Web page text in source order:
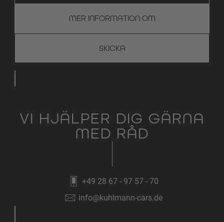
MER INFORMATION OM
VI HJÄLPER DIG GÄRNA
MED RÅD
+49 28 67 - 97 57 - 70
info@kuhlmann-cars.de